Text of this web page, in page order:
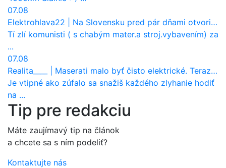
07.08
Elektrohlava22
Na Slovensku pred pár dňami otvorili nové mosty, ktoré to sú?
Tí zlí komunisti ( s chabým mater.a stroj.vybavením) za
...
07.08
Realita____
Maserati malo byť čisto elektrické. Teraz zisťuje, že potrebuje nový osemvalcový motor
Je vtipné ako zúfalo sa snažiš každého zlyhanie hodiť
na ...
Tip pre redakciu
Máte zaujímavý tip na článok
a chcete sa s ním podeliť?
Kontaktujte nás